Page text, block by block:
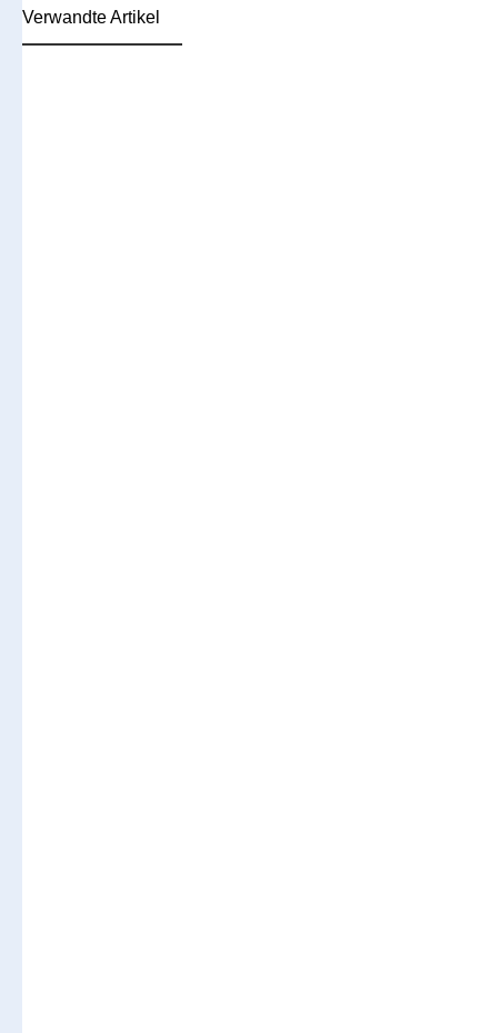
Verwandte Artikel